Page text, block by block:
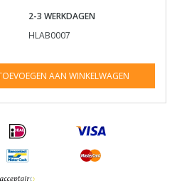
2-3 WERKDAGEN
HLAB0007
AAN WINKELWAGEN